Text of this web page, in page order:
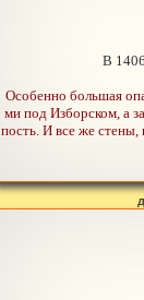
В
Особенно большая
ми под Изборском, а
пость. И все же